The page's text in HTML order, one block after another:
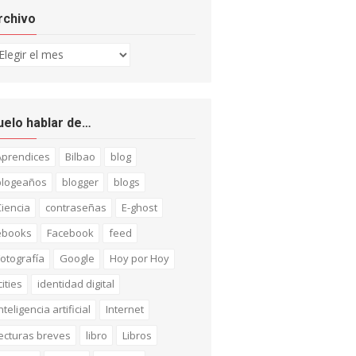
hablar de…
Bilbao
blog
blogger
blogs
contraseñas
E-ghost
Facebook
feed
Google
Hoy por Hoy
identidad digital
artificial
Internet
breves
libro
Libros